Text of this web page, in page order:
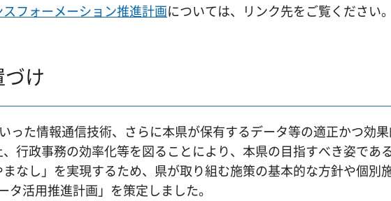
フォーメーション推進計画については、リンク先をご覧ください
け
った情報通信技術、さらに本県が保有するデータ等の適正かつ効
行政事務の効率化等を図ることにより、本県の目指すべき姿であ
なし」を実現するため、県が取り組む施策の基本的な方針や個別
活用推進計画」を策定しました。